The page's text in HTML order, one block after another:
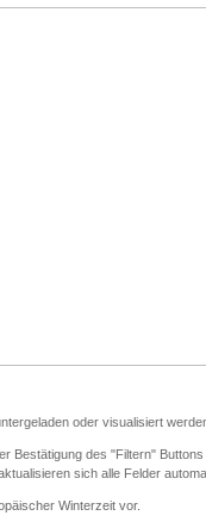
oder visualisiert
Bestätigung des "Filtern"
sich alle Felder
Winterzeit vor.